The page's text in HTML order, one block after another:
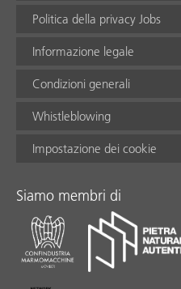
Politica della privacy Jobs
Informazione legale
Condizioni generali
Whistleblowing
Impostazione dei cookie
Siamo membri di